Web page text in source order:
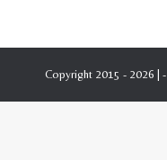
Copyright 2015 - 2026 | -